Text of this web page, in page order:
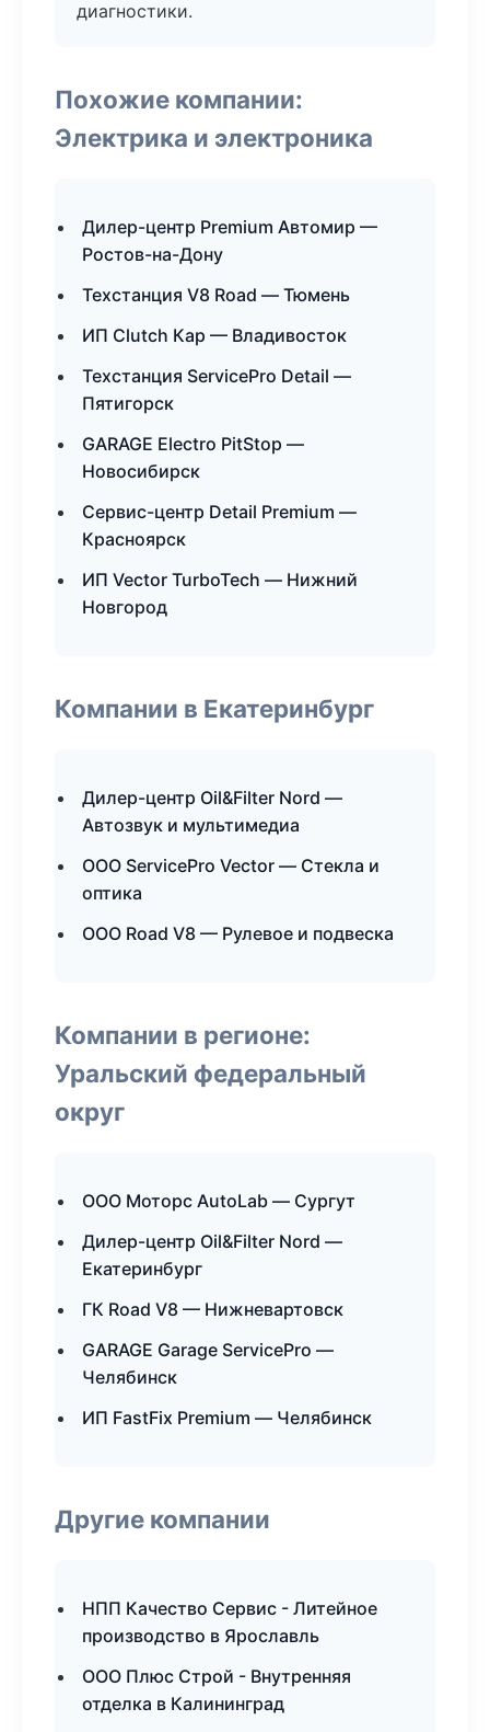
диагностики.
Похожие компании:
Электрика и электроника
Дилер-центр Premium Автомир —
Ростов-на-Дону
Техстанция V8 Road — Тюмень
ИП Clutch Кар — Владивосток
Техстанция ServicePro Detail —
Пятигорск
GARAGE Electro PitStop —
Новосибирск
Сервис-центр Detail Premium —
Красноярск
ИП Vector TurboTech — Нижний
Новгород
Компании в Екатеринбург
Дилер-центр Oil&Filter Nord —
Автозвук и мультимедиа
ООО ServicePro Vector — Стекла и
оптика
ООО Road V8 — Рулевое и подвеска
Компании в регионе:
Уральский федеральный
округ
ООО Моторс AutoLab — Сургут
Дилер-центр Oil&Filter Nord —
Екатеринбург
ГК Road V8 — Нижневартовск
GARAGE Garage ServicePro —
Челябинск
ИП FastFix Premium — Челябинск
Другие компании
НПП Качество Сервис - Литейное
производство в Ярославль
ООО Плюс Строй - Внутренняя
отделка в Калининград